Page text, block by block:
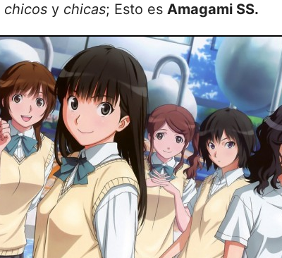
chicos y chicas; Esto es Amagami SS.